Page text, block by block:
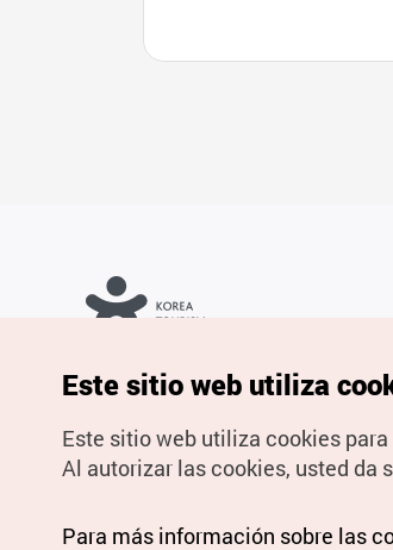
derechos reservados.
Para informes de errores y cuestiones
spanish@knto.or.kr
Este sitio web utiliza
Este sitio web utiliza cookies
Al autorizar las cookies, usted da
Para más información sobre las